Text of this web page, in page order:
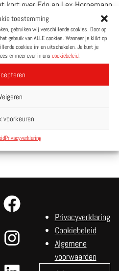
toestemming
gebruiken wij verschillende cookies. Door op
gebruik van ALLE cookies. Wanneer je klikt op
cookies in- en uitschakelen. Je kunt je
er meer over in ons cookiebeleid.
voorkeuren
Privacyverklaring
kort over Edo en Lex Hornemann
mensen mee willen geven:
en “Het mag niet uitmaken
Privacyverklaring
Cookiebeleid
Algemene
voorwaarden